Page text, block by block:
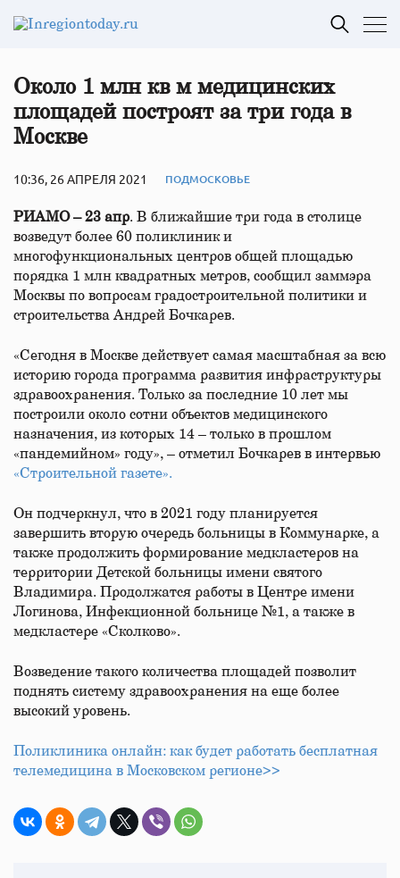
Около 1 млн кв м медицинских
площадей построят за три года в
Москве
10:36, 26 АПРЕЛЯ 2021 ПОДМОСКОВЬЕ
РИАМО – 23 апр. В ближайшие три года в столице
возведут более 60 поликлиник и
многофункциональных центров общей площадью
порядка 1 млн квадратных метров, сообщил заммэра
Москвы по вопросам градостроительной политики и
строительства Андрей Бочкарев.
«Сегодня в Москве действует самая масштабная за всю
историю города программа развития инфраструктуры
здравоохранения. Только за последние 10 лет мы
построили около сотни объектов медицинского
назначения, из которых 14 – только в прошлом
«пандемийном» году», – отметил Бочкарев в интервью
«Строительной газете».
Он подчеркнул, что в 2021 году планируется
завершить вторую очередь больницы в Коммунарке, а
также продолжить формирование медкластеров на
территории Детской больницы имени святого
Владимира. Продолжатся работы в Центре имени
Логинова, Инфекционной больнице №1, а также в
медкластере «Сколково».
Возведение такого количества площадей позволит
поднять систему здравоохранения на еще более
высокий уровень.
Поликлиника онлайн: как будет работать бесплатная
телемедицина в Московском регионе>>